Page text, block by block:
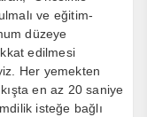
ve eğitim-
düzeye
edilmesi
Her yemekten
en az 20 saniye
isteğe bağlı